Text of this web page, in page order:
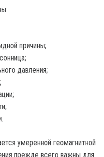
причины;
давления;
умеренной геомагнитной
прежде всего важны для